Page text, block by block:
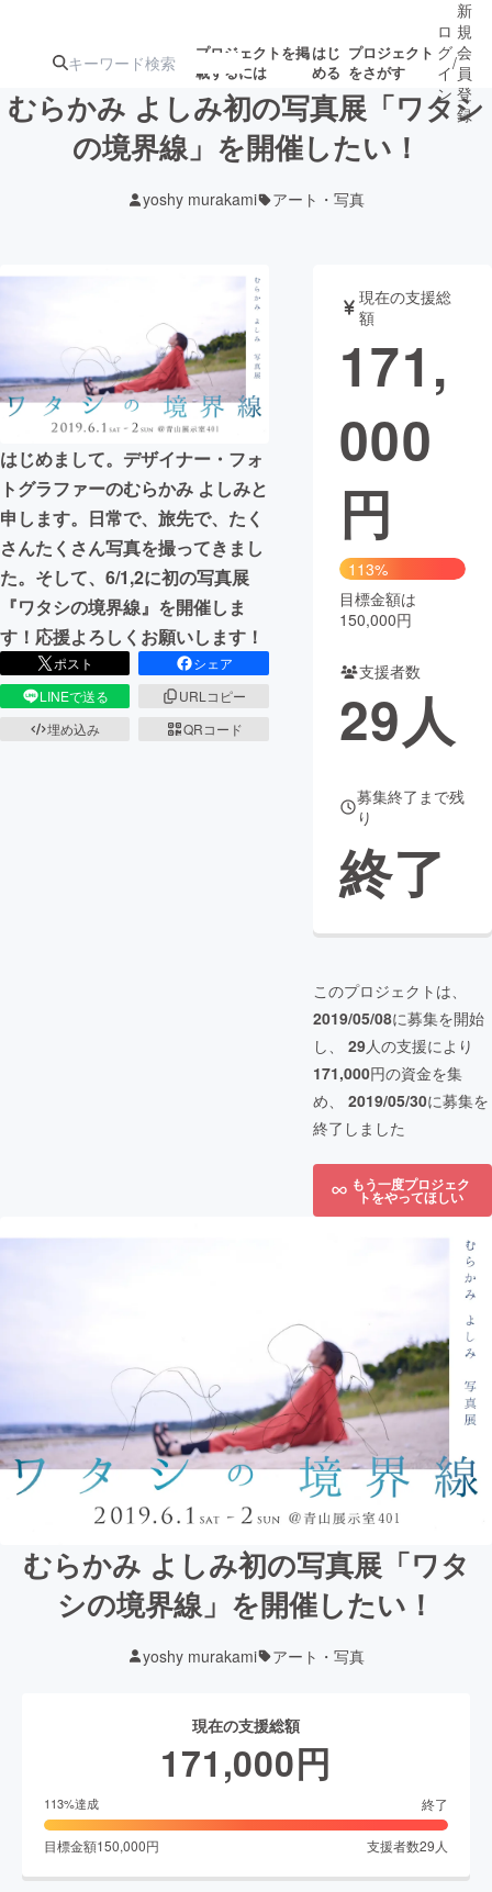
プロジェクトを掲
載するには
はじ
める
プロジェクト
をさがす
ターン
ジェクト
募集終了が近いプ
ロジェクト
音楽
テクノロジー・ガジェット ゲーム・サ
映像・映画
ビジネス・起業
まちづくり・地域活性化
CAMPFIRE for Social Good
CAMPFIRE Creation
CAMPFIREふるさと納税 machi-ya コミュニティ
ロ
グ
イ
ン
/
新
規
会
員
登
録
むらかみ よしみ初の写真展「ワタシ
の境界線」を開催したい！
yoshy murakami アート・写真
はじめまして。デザイナー・フォ
トグラファーのむらかみ よしみと
申します。日常で、旅先で、たく
さんたくさん写真を撮ってきまし
た。そして、6/1,2に初の写真展
『ワタシの境界線』を開催しま
す！応援よろしくお願いします！
ポスト
シェア
LINEで送る
URLコピー
埋め込み
QRコード
現在の支援総
額
171,
000
円
113%
目標金額は
150,000円
支援者数
29人
募集終了まで残
り
終了
このプロジェクトは、
2019/05/08に募集を開始
し、 29人の支援により
171,000円の資金を集
め、 2019/05/30に募集を
終了しました
もう一度プロジェク
トをやってほしい
むらかみ よしみ初の写真展「ワタ
シの境界線」を開催したい！
yoshy murakami アート・写真
現在の支援総額
171,000円
113%達成 終了
目標金額150,000円 支援者数29 人